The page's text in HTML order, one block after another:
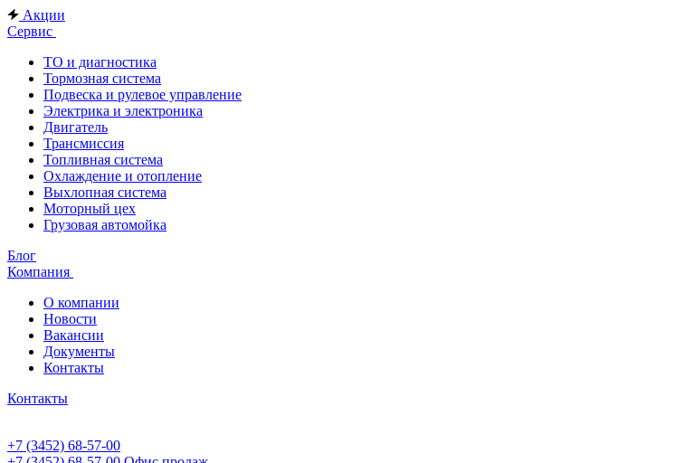
Акции
Сервис
ТО и диагностика
Тормозная система
Подвеска и рулевое управление
Электрика и электроника
Двигатель
Трансмиссия
Топливная система
Охлаждение и отопление
Выхлопная система
Моторный цех
Грузовая автомойка
Блог
Компания
О компании
Новости
Вакансии
Документы
Контакты
Контакты
+7 (3452) 68-57-00